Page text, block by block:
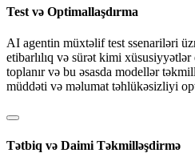
Test və Optimallaşdırma
AI agentin müxtəlif test ssenariləri
etibarlılıq və sürət kimi
toplanır və bu əsasda modellər
müddəti və məlumat təhlükəsizliyi
Tətbiq və Daimi Təkmilləşdirmə